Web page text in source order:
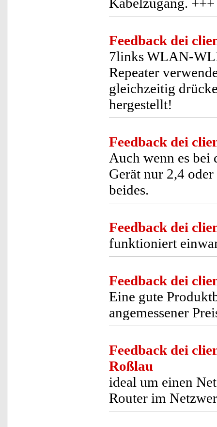
Feedback dei
7links WLAN-
Repeater
gleichzeitig
hergestellt!
Feedback dei
Auch wenn es bei
Gerät nur 2,4
beides.
Feedback dei
funktioniert
Feedback dei
Eine gute
angemessener
Feedback dei
Roßlau
ideal um einen
Router im